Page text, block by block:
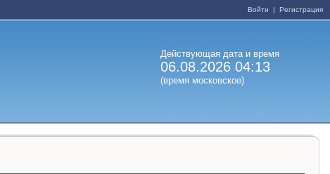
Войти | Регистрация
Действующая дата и время
06.08.2026 04:13
(время московское)